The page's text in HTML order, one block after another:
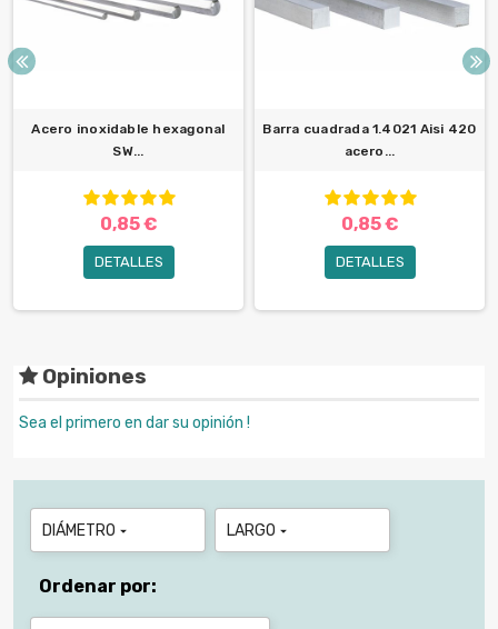
Acero inoxidable hexagonal
SW...
0,85 €
DETALLES
Barra cuadrada 1.4021 Aisi 420
acero...
0,85 €
DETALLES
Opiniones
Sea el primero en dar su opinión !
DIÁMETRO  LARGO 
Ordenar por: